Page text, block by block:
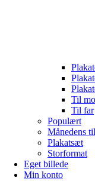
Til
Til far
Populært
Månedens
Plakatsæt
Storformat
Eget billede
Min konto